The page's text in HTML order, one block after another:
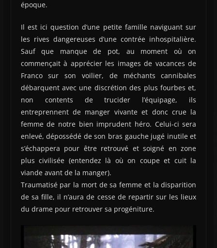
époque.
Il est ici question d’une petite famille naviguant sur
les rives dangereuses d’une contrée inhospitalière.
Sauf que manque de pot, au moment où on
commençait à apprécier les images de vacances de
Franco sur son voilier, de méchants cannibales
débarquent avec une discrétion des plus fourbes et,
non contents de trucider l’équipage, ils
entreprennent de manger vivante et donc crue la
femme de notre bien imprudent héro. Celui-ci sera
enlevé, dépossédé de son bras gauche jugé inutile et
s’échappera pour être retrouvé et soigné en zone
plus civilisée (entendez là où on coupe et cuit la
viande avant de la manger).
Traumatisé par la mort de sa femme et la disparition
de sa fille, il n’aura de cesse de repartir sur les lieux
du drame pour retrouver sa progéniture.